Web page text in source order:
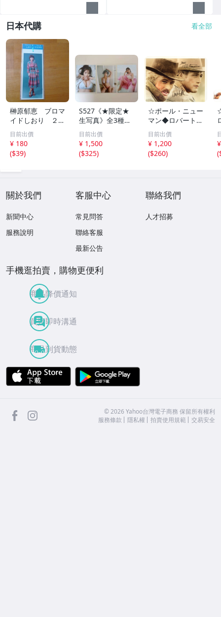
日本代購 看全部
榊原郁恵 ブロマ
イドしおり ２枚
組 レトロ 送料
１１０円 未開封
目前出價
¥ 180
($39)
S527《★限定★
生写真》全3種セ
ット【井口裕香】
FLASH（フラッシ
ュ）2026年8月18
日・25日合併号
目前出價
¥ 1,500
($325)
☆ポール・ニュー
マン◆ロバート・
レッドフォード◆
サイン入り写真◆
30x20㎝☆
目前出價
¥ 1,200
($260)
(
關於我們
新聞中心
服務說明
客服中心
常見問答
聯絡客服
最新公告
聯絡我們
人才招募
手機逛拍賣，購物更便利
商品降價通知
買賣即時溝通
商品到貨動態
APP Store
facebook ©2026 Yahoo台灣電子商務 保留所有權利
服務條款
隱私權 拍賣使用規範 交易安全